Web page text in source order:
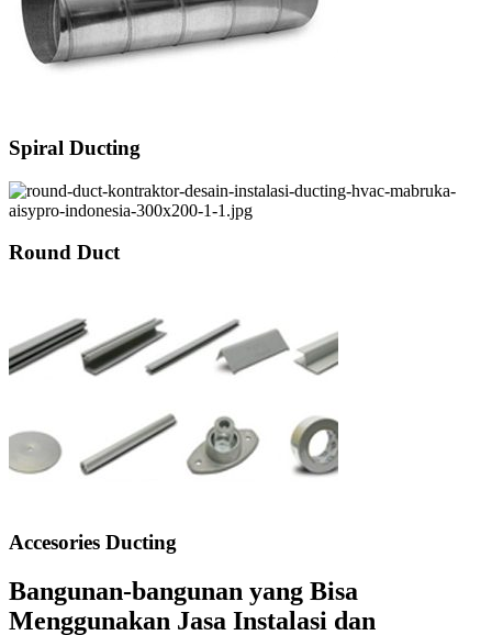
Spiral Ducting
Round Duct
Accesories Ducting
Bangunan-bangunan yang Bisa
Menggunakan Jasa Instalasi dan